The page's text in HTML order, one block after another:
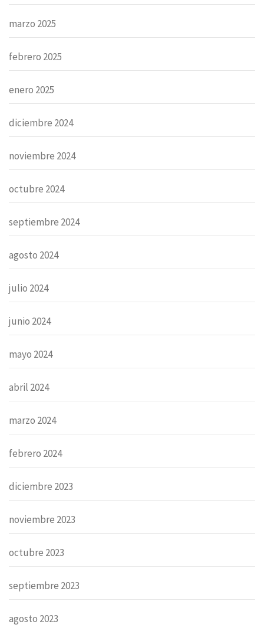
marzo 2025
febrero 2025
enero 2025
diciembre 2024
noviembre 2024
octubre 2024
septiembre 2024
agosto 2024
julio 2024
junio 2024
mayo 2024
abril 2024
marzo 2024
febrero 2024
diciembre 2023
noviembre 2023
octubre 2023
septiembre 2023
agosto 2023